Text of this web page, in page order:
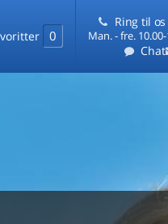
0
Ring til
Man. - fre.
Chat